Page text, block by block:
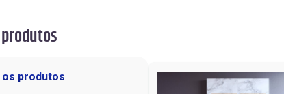
produtos